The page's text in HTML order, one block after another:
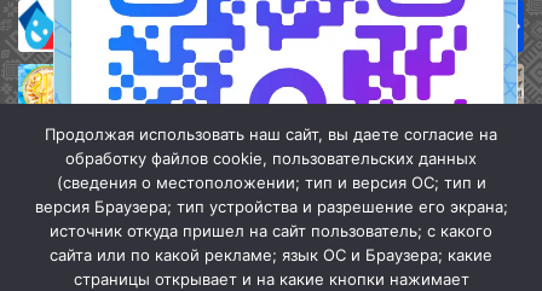
Продолжая использовать наш сайт, вы даете согласие на
обработку файлов cookie, пользовательских данных
(сведения о местоположении; тип и версия ОС; тип и
версия Браузера; тип устройства и разрешение его экрана;
источник откуда пришел на сайт пользователь; с какого
сайта или по какой рекламе; язык ОС и Браузера; какие
страницы открывает и на какие кнопки нажимает